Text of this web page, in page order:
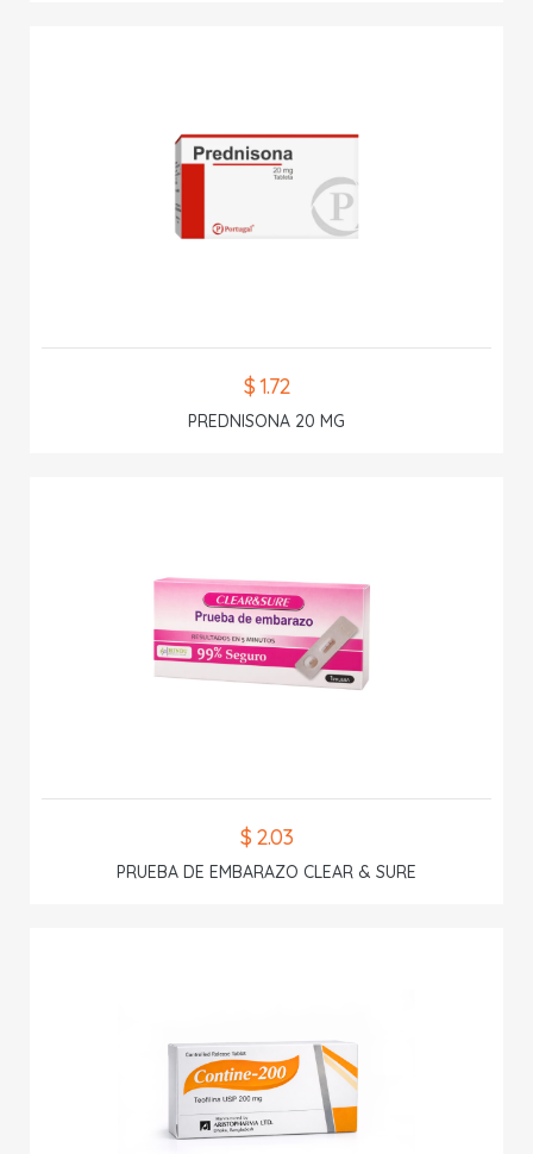
$ 1.72
PREDNISONA 20 MG
$ 2.03
PRUEBA DE EMBARAZO CLEAR & SURE